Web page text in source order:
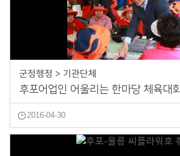
군정행정 > 기관단체
후포어업인 어울리는 한마당 체육대회
2016-04-30